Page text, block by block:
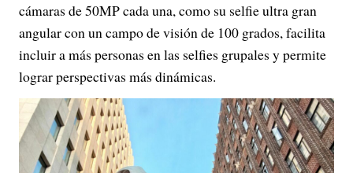
cámaras de 50MP cada una, como su selfie ultra gran
angular con un campo de visión de 100 grados, facilita
incluir a más personas en las selfies grupales y permite
lograr perspectivas más dinámicas.